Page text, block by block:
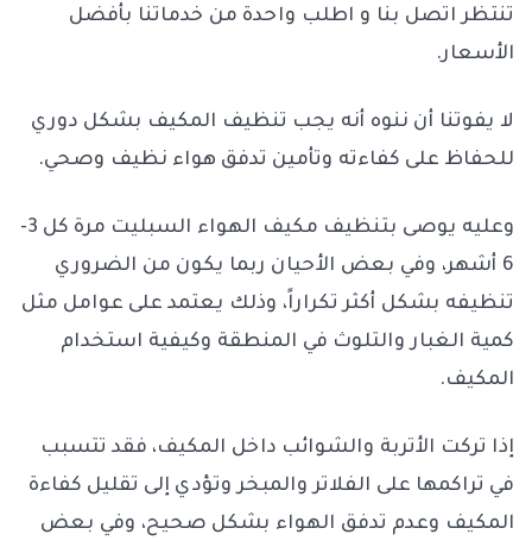
تنتظر اتصل بنا و اطلب واحدة من خدماتنا بأفضل
الأسعار.
لا يفوتنا أن ننوه أنه يجب تنظيف المكيف بشكل دوري
للحفاظ على كفاءته وتأمين تدفق هواء نظيف وصحي.
وعليه يوصى بتنظيف مكيف الهواء السبليت مرة كل 3-
6 أشهر، وفي بعض الأحيان ربما يكون من الضروري
تنظيفه بشكل أكثر تكراراً، وذلك يعتمد على عوامل مثل
كمية الغبار والتلوث في المنطقة وكيفية استخدام
المكيف.
إذا تركت الأتربة والشوائب داخل المكيف، فقد تتسبب
في تراكمها على الفلاتر والمبخر وتؤدي إلى تقليل كفاءة
المكيف وعدم تدفق الهواء بشكل صحيح، وفي بعض